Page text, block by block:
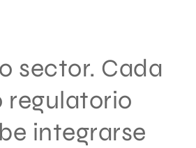
sector. Cada
regulatorio
integrarse